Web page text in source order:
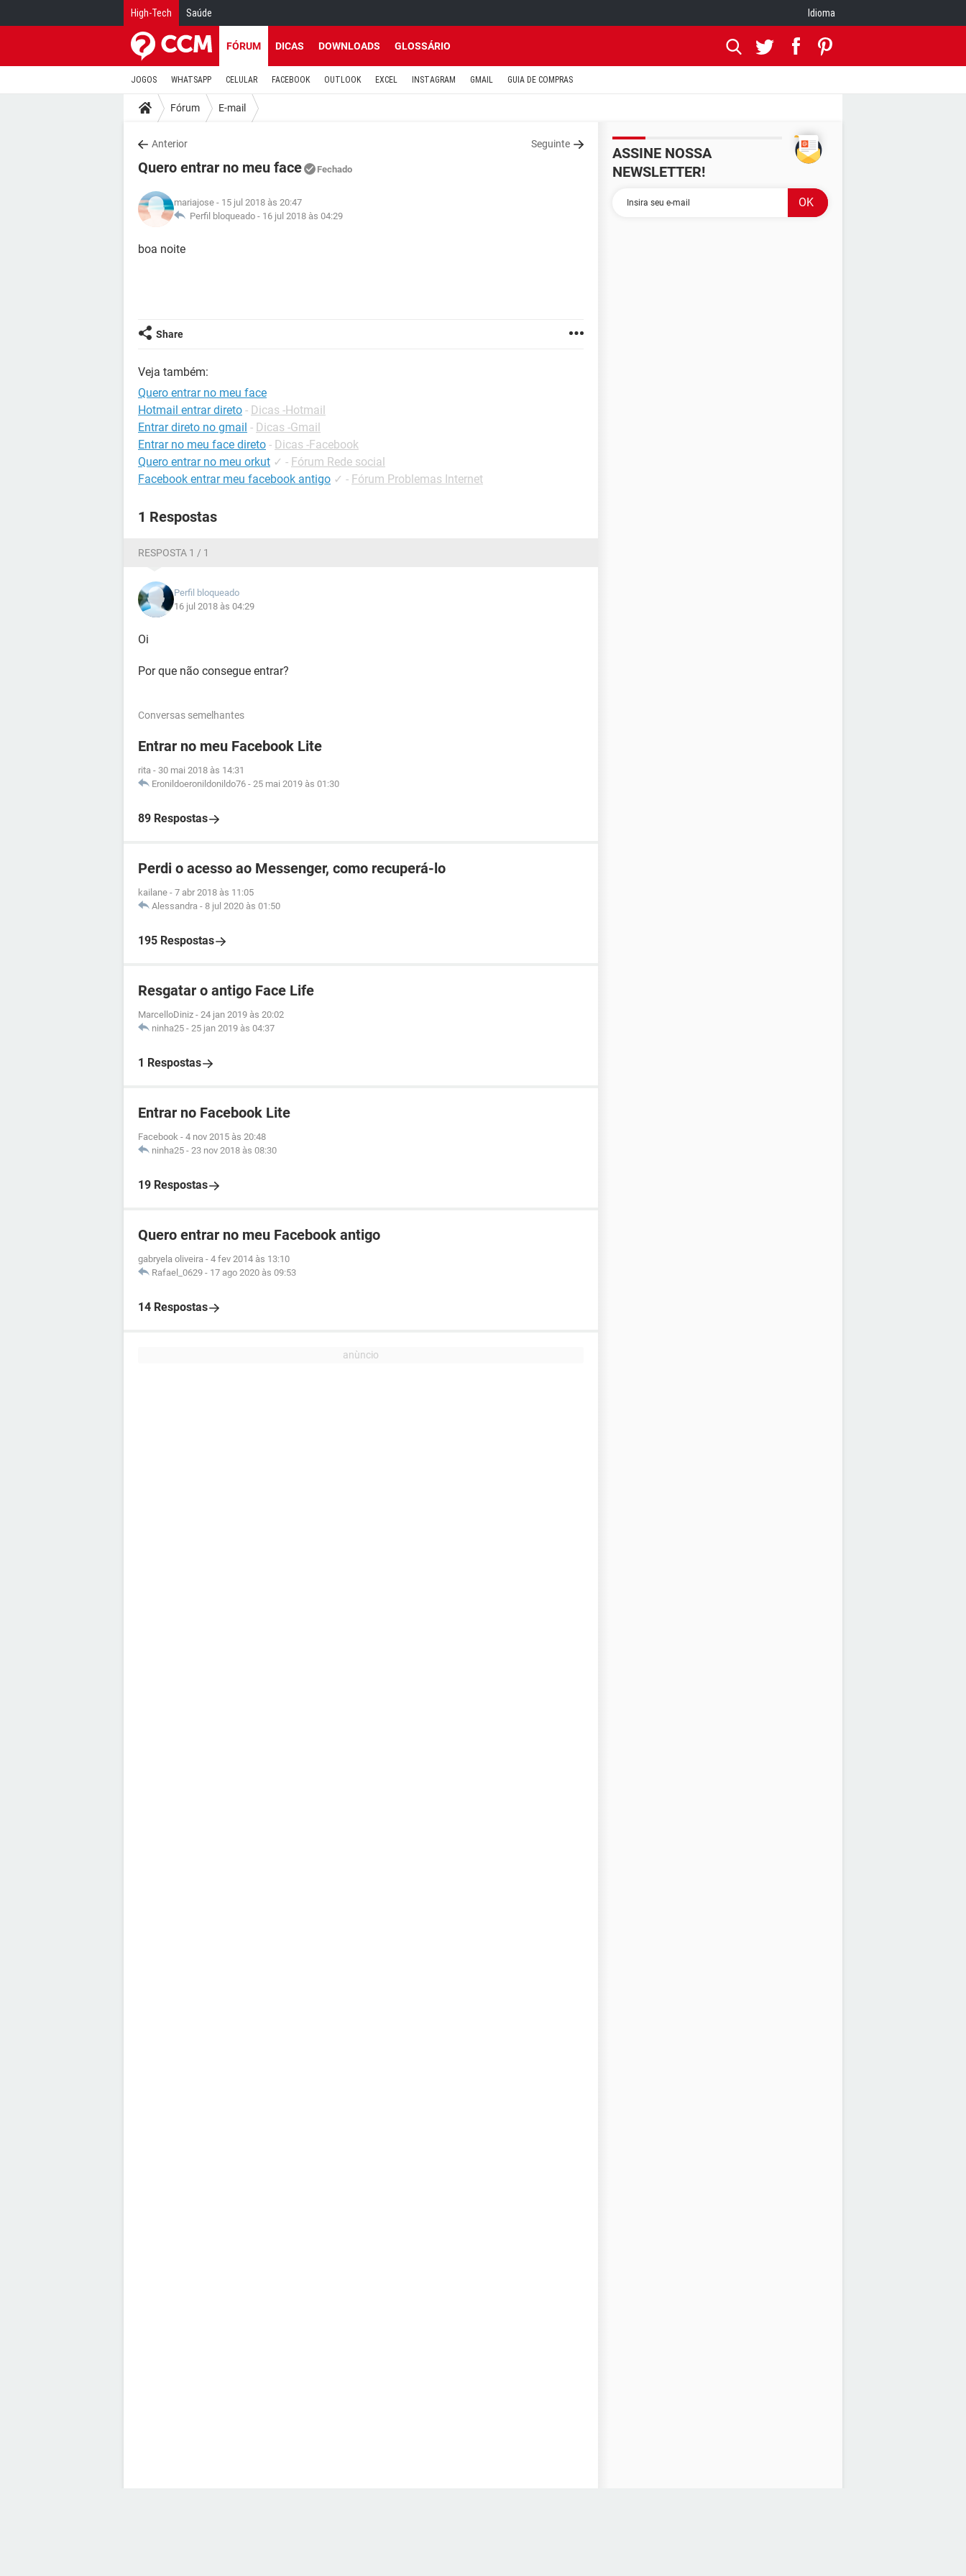
High-Tech Saúde Idioma
FÓRUM DICAS DOWNLOADS GLOSSÁRIO
JOGOS WHATSAPP CELULAR FACEBOOK OUTLOOK EXCEL INSTAGRAM GMAIL GUIA DE COMPRAS
Fórum E-mail
Anterior Seguinte
Quero entrar no meu face Fechado
mariajose - 15 jul 2018 às 20:47
Perfil bloqueado - 16 jul 2018 às 04:29
boa noite
Share
Veja também:
Quero entrar no meu face
Hotmail entrar direto - Dicas -Hotmail
Entrar direto no gmail - Dicas -Gmail
Entrar no meu face direto - Dicas -Facebook
Quero entrar no meu orkut ✓ - Fórum Rede social
Facebook entrar meu facebook antigo ✓ - Fórum Problemas Internet
1 Respostas
RESPOSTA 1 / 1
Perfil bloqueado
16 jul 2018 às 04:29
Oi
Por que não consegue entrar?
Conversas semelhantes
Entrar no meu Facebook Lite
rita - 30 mai 2018 às 14:31
Eronildoeronildonildo76 - 25 mai 2019 às 01:30
89 Respostas
Perdi o acesso ao Messenger, como recuperá-lo
kailane - 7 abr 2018 às 11:05
Alessandra - 8 jul 2020 às 01:50
195 Respostas
Resgatar o antigo Face Life
MarcelloDiniz - 24 jan 2019 às 20:02
ninha25 - 25 jan 2019 às 04:37
1 Respostas
Entrar no Facebook Lite
Facebook - 4 nov 2015 às 20:48
ninha25 - 23 nov 2018 às 08:30
19 Respostas
Quero entrar no meu Facebook antigo
gabryela oliveira - 4 fev 2014 às 13:10
Rafael_0629 - 17 ago 2020 às 09:53
14 Respostas
ASSINE NOSSA
NEWSLETTER!